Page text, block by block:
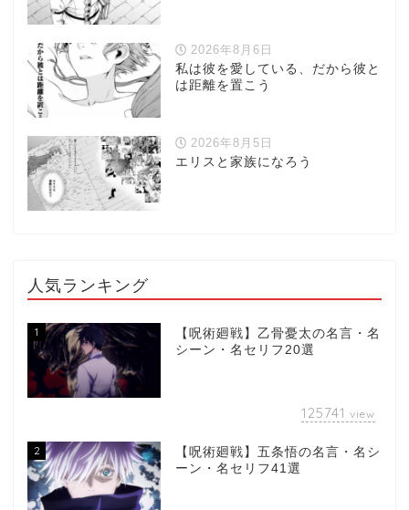
2026年8月6日
私は彼を愛している、だから彼と
は距離を置こう
2026年8月5日
エリスと家族になろう
人気ランキング
1
【呪術廻戦】乙骨憂太の名言・名
シーン・名セリフ20選
125741 view
2
【呪術廻戦】五条悟の名言・名シ
ーン・名セリフ41選